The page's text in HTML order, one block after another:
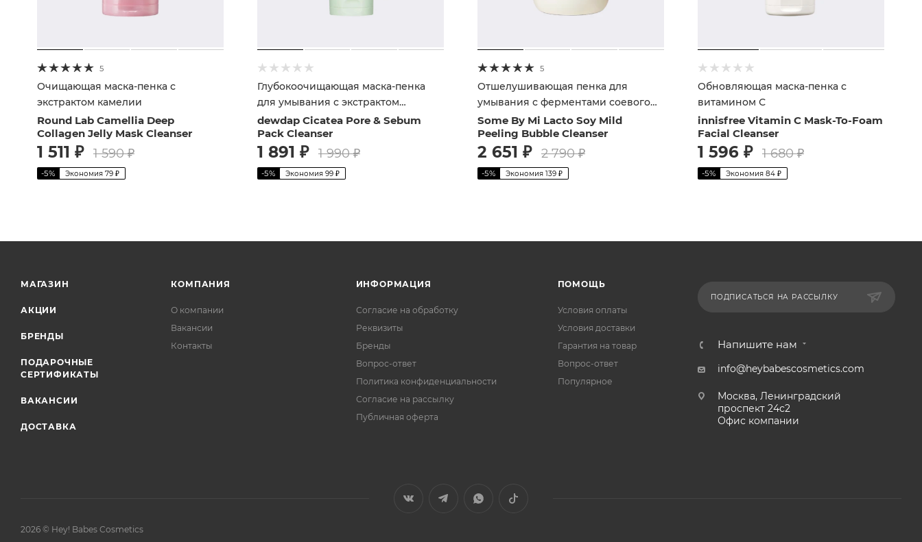
5
Очищающая маска-пенка с
экстрактом камелии
Round Lab Camellia Deep
Collagen Jelly Mask Cleanser
1 511 ₽ 1 590₽
-5% Экономия 79 ₽
Глубокоочищающая маска-пенка
для умывания с экстрактом
центеллы
dewdap Cicatea Pore & Sebum
Pack Cleanser
1 891 ₽ 1 990₽
-5% Экономия 99 ₽
5
Отшелушивающая пенка для
умывания с ферментами соевого
молока
Some By Mi Lacto Soy Mild
Peeling Bubble Cleanser
2 651 ₽ 2 790₽
-5% Экономия 139 ₽
Обновляющая маска-пенка с
витамином С
innisfree Vitamin C Mask-To-Foam
Facial Cleanser
1 596 ₽ 1 680₽
-5% Экономия 84 ₽
МАГАЗИН
АКЦИИ
БРЕНДЫ
ПОДАРОЧНЫЕ
СЕРТИФИКАТЫ
ВАКАНСИИ
ДОСТАВКА
КОМПАНИЯ
О компании
Вакансии
Контакты
ИНФОРМАЦИЯ
Согласие на обработку
Реквизиты
Бренды
Вопрос-ответ
Политика конфиденциальности
Согласие на рассылку
Публичная оферта
ПОМОЩЬ
Условия оплаты
Условия доставки
Гарантия на товар
Вопрос-ответ
Популярное
ПОДПИСАТЬСЯ НА РАССЫЛКУ
Напишите нам
info@heybabescosmetics.com
Москва, Ленинградский
проспект 24с2
Офис компании
2026 © Hey! Babes Cosmetics